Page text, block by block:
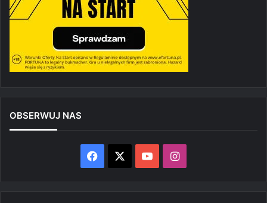
OBSERWUJ NAS
Facebook YouTubeInstagram